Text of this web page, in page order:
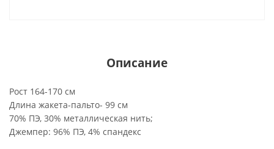
Описание
Рост 164-170 см
Длина жакета-пальто- 99 см
70% ПЭ, 30% металлическая нить;
Джемпер: 96% ПЭ, 4% спандекс